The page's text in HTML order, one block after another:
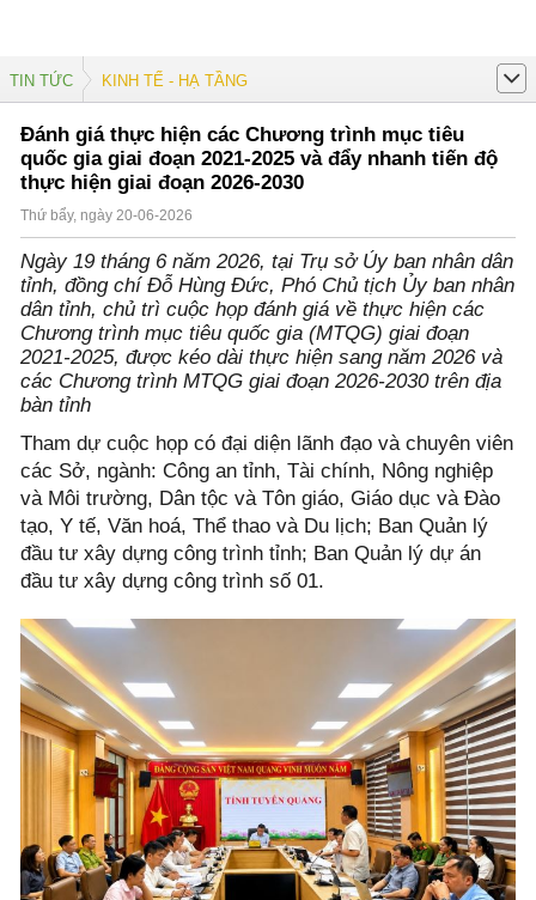
TIN TỨC KINH TẾ - HẠ TẦNG
Đánh giá thực hiện các Chương trình mục tiêu
quốc gia giai đoạn 2021-2025 và đẩy nhanh tiến độ
thực hiện giai đoạn 2026-2030
Thứ bẩy, ngày 20-06-2026
Ngày 19 tháng 6 năm 2026, tại Trụ sở Ủy ban nhân dân
tỉnh, đồng chí Đỗ Hùng Đức, Phó Chủ tịch Ủy ban nhân
dân tỉnh, chủ trì cuộc họp đánh giá về thực hiện các
Chương trình mục tiêu quốc gia (MTQG) giai đoạn
2021-2025, được kéo dài thực hiện sang năm 2026 và
các Chương trình MTQG giai đoạn 2026-2030 trên địa
bàn tỉnh
Tham dự cuộc họp có đại diện lãnh đạo và chuyên viên
các Sở, ngành: Công an tỉnh, Tài chính, Nông nghiệp
và Môi trường, Dân tộc và Tôn giáo, Giáo dục và Đào
tạo, Y tế, Văn hoá, Thể thao và Du lịch; Ban Quản lý
đầu tư xây dựng công trình tỉnh; Ban Quản lý dự án
đầu tư xây dựng công trình số 01.